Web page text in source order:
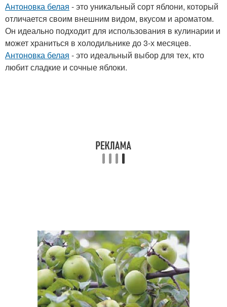
Антоновка белая - это уникальный сорт яблони, который
отличается своим внешним видом, вкусом и ароматом.
Он идеально подходит для использования в кулинарии и
может храниться в холодильнике до 3-х месяцев.
Антоновка белая - это идеальный выбор для тех, кто
любит сладкие и сочные яблоки.